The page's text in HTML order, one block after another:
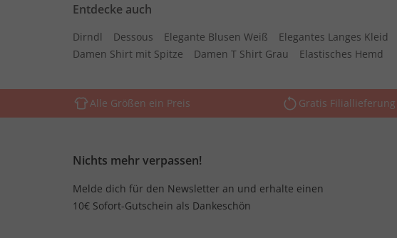
Entdecke auch
Dirndl Dessous Elegante Blusen Weiß Elegantes Langes Kleid
Damen Shirt mit Spitze
Damen T Shirt Grau Elastisches Hemd
Alle Größen ein Preis Gratis Filiallieferung
Nichts mehr verpassen!
Melde dich für den Newsletter an und erhalte einen
10€ Sofort-Gutschein als Dankeschön